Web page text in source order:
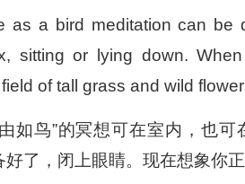
as a bird meditation can be
sitting or lying down.
of tall grass and wild
如鸟”的冥想可在室内，也
了，闭上眼睛。现在想象你